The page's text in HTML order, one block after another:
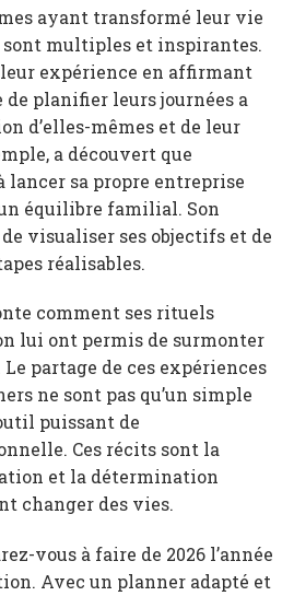
ayant transformé leur vie
sont multiples et inspirantes.
expérience en affirmant
planifier leurs journées a
d’elles-mêmes et de leur
a découvert que
lancer sa propre entreprise
équilibre familial. Son
visualiser ses objectifs et de
réalisables.
comment ses rituels
lui ont permis de surmonter
partage de ces expériences
ne sont pas qu’un simple
puissant de
Ces récits sont la
et la détermination
changer des vies.
vous à faire de 2026 l’année
Avec un planner adapté et